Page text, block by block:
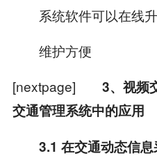
系统软件可以在线
维护方便
[nextpage] 3、视频
交通管理系统中的应用
3.1 在交通动态信息